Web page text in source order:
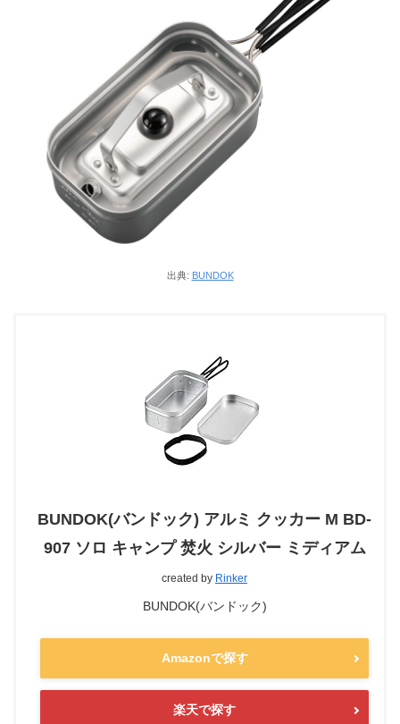
出典: BUNDOK
BUNDOK(バンドック) アルミ クッカー M BD-
907 ソロ キャンプ 焚火 シルバー ミディアム
created by Rinker
BUNDOK(バンドック)
Amazonで探す
楽天で探す